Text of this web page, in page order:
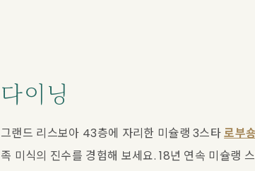
다이닝
그랜드 리스보아 43층에 자리한 미슐랭 3스타 로부
족 미식의 진수를 경험해 보세요. 18년 연속 미슐랭